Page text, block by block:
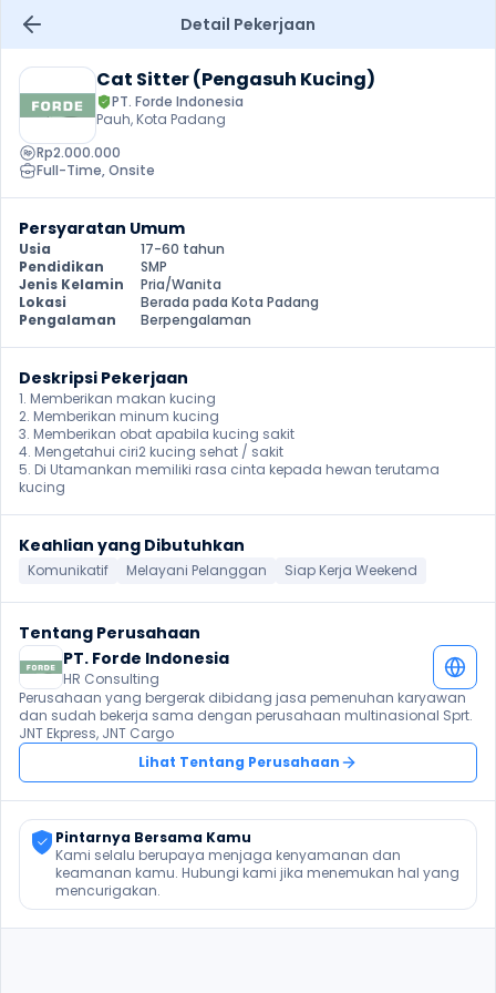
Detail Pekerjaan
Cat Sitter (Pengasuh Kucing)
PT. Forde Indonesia
Pauh, Kota Padang
Rp2.000.000
Full-Time, Onsite
Persyaratan Umum
Usia
17-60 tahun
Pendidikan
SMP
Jenis Kelamin
Pria/Wanita
Lokasi
Berada pada Kota Padang
Pengalaman
Berpengalaman
Deskripsi Pekerjaan
1. Memberikan makan kucing
2. Memberikan minum kucing
3. Memberikan obat apabila kucing sakit
4. Mengetahui ciri2 kucing sehat / sakit
5. Di Utamankan memiliki rasa cinta kepada hewan terutama
kucing
Keahlian yang Dibutuhkan
Komunikatif Melayani Pelanggan Siap Kerja Weekend
Tentang Perusahaan
PT. Forde Indonesia
HR Consulting
Perusahaan yang bergerak dibidang jasa pemenuhan karyawan
dan sudah bekerja sama dengan perusahaan multinasional Sprt.
JNT Ekpress, JNT Cargo
Lihat Tentang Perusahaan
Pintarnya Bersama Kamu
Kami selalu berupaya menjaga kenyamanan dan
keamanan kamu. Hubungi kami jika menemukan hal yang
mencurigakan.